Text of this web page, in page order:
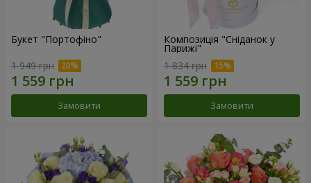
Букет "Портофіно"
1 949 грн
Замовити
Композиція "Сніданок у
Парижі"
1 834 грн
Замовити